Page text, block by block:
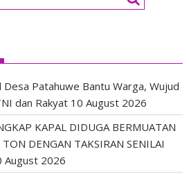
Patahuwe Bantu Warga, Wujud
dan Rakyat 10 August 2026
KAPAL DIDUGA BERMUATAN
DENGAN TAKSIRAN SENILAI
August 2026